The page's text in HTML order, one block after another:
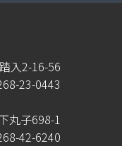
入2-16-56
23-0443
丸子698-1
42-6240